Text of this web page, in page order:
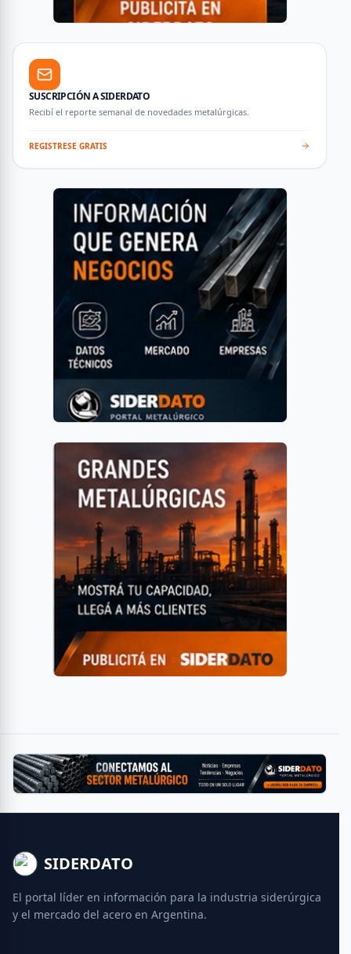
SUSCRIPCIÓN A SIDERDATO
Recibí el reporte semanal de novedades metalúrgicas.
REGISTRESE GRATIS
SIDERDATO
El portal líder en información para la industria siderúrgica
y el mercado del acero en Argentina.